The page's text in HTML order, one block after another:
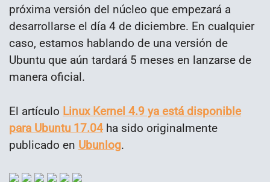
próxima versión del núcleo que empezará a
desarrollarse el día 4 de diciembre. En cualquier
caso, estamos hablando de una versión de
Ubuntu que aún tardará 5 meses en lanzarse de
manera oficial.
El artículo Linux Kernel 4.9 ya está disponible
para Ubuntu 17.04 ha sido originalmente
publicado en Ubunlog.